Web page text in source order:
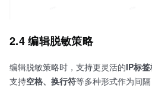
2.4 编辑脱敏策略
编辑脱敏策略时，支持更灵活的IP标
支持空格、换行符等多种形式作为间